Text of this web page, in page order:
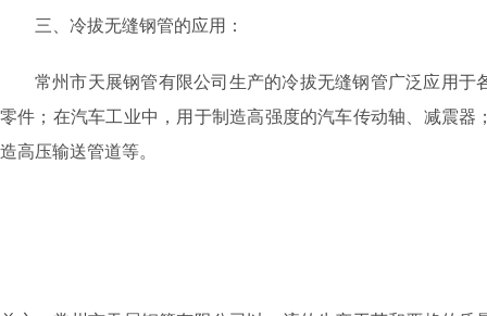
三、冷拔无缝钢管的应用：
常州市天展钢管有限公司生产的冷拔无缝钢管广泛应用
零件；在汽车工业中，用于制造高强度的汽车传动轴、减震
造高压输送管道等。